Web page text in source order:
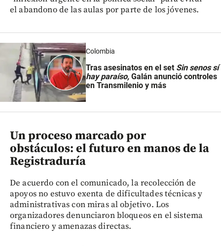
el abandono de las aulas por parte de los jóvenes.
Colombia
Tras asesinatos en el set Sin senos sí
hay paraíso,Galán anunció controles
en Transmilenio y más
Un proceso marcado por
obstáculos: el futuro en manos de la
Registraduría
De acuerdo con el comunicado, la recolección de
apoyos no estuvo exenta de dificultades técnicas y
administrativas con miras al objetivo. Los
organizadores denunciaron bloqueos en el sistema
financiero y amenazas directas.